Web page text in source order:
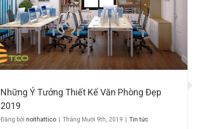
Những Ý Tưởng Thiết Kế Văn Phòng Đẹp
2019
Đăng bởi noithattico | Tháng Mười 9th, 2019 | Tin tức
Phòng Giá Rẻ